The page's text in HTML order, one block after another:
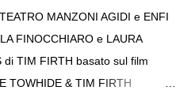
MANZONI AGIDI e ENFI
FINOCCHIARO e LAURA
di TIM FIRTH basato sul film
TOWHIDE & TIM FIRTH